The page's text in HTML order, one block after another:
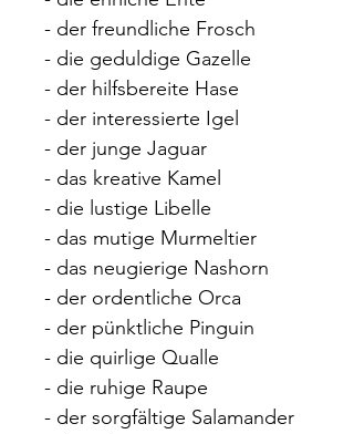
- der freundliche Frosch
- die geduldige Gazelle
- der hilfsbereite Hase
- der interessierte Igel
- der junge Jaguar
- das kreative Kamel
- die lustige Libelle
- das mutige Murmeltier
- das neugierige Nashorn
- der ordentliche Orca
- der pünktliche Pinguin
- die quirlige Qualle
- die ruhige Raupe
- der sorgfältige Salamander